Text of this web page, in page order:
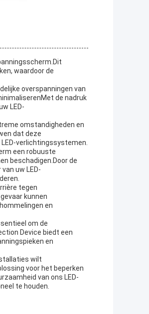
waardoor de
overspanningen van
de nadruk
LED-
omstandigheden en
dat deze
verlichtingssystemen.
een robuuste
beschadigen.Door de
uw LED-
tegen
kunnen
en
om de
Device biedt een
en
wilt
voor het beperken
van ons LED-
te houden.